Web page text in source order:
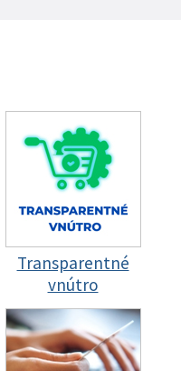
Transparentné
vnútro